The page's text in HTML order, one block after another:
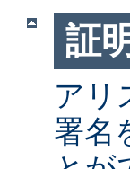
証
アリ
署名